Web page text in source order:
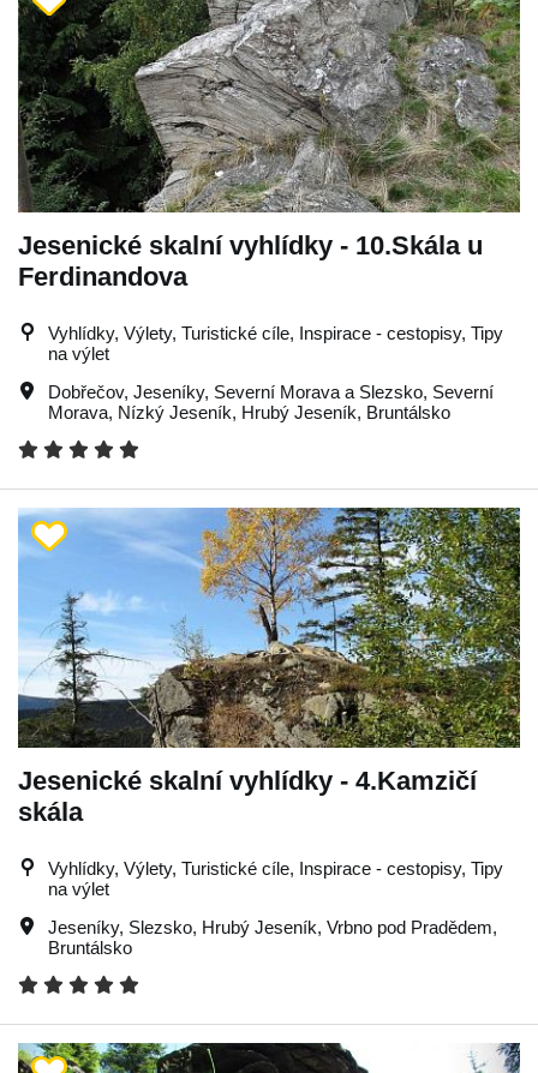
Jesenické skalní vyhlídky - 10.Skála u
Ferdinandova
Vyhlídky, Výlety, Turistické cíle, Inspirace - cestopisy, Tipy
na výlet
Dobřečov, Jeseníky, Severní Morava a Slezsko, Severní
Morava, Nízký Jeseník, Hrubý Jeseník, Bruntálsko
Jesenické skalní vyhlídky - 4.Kamzičí
skála
Vyhlídky, Výlety, Turistické cíle, Inspirace - cestopisy, Tipy
na výlet
Jeseníky, Slezsko, Hrubý Jeseník, Vrbno pod Pradědem,
Bruntálsko